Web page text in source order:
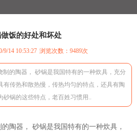
饭的好处和坏处
9/14 10:53:27 浏览次数： 9489次
制的陶器， 砂锅是我国特有的一种炊具，充分
有传热和散热慢，传热均匀的特点，还具有陶
砂锅的这些特点，老百姓习惯用..
陶器， 砂锅是我国特有的一种炊具，